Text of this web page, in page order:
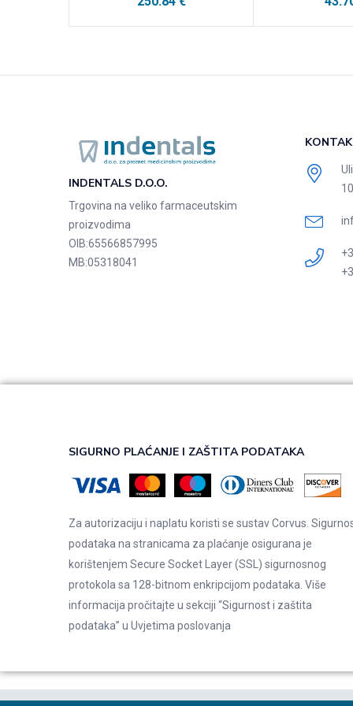
INDENTALS D.O.O.
Trgovina na veliko farmaceutskim
proizvodima
OIB:65566857995
MB:05318041
SIGURNO PLAĆANJE I ZAŠTITA PODATAKA
Za autorizaciju i naplatu koristi se sustav Corvus.
podataka na stranicama za plaćanje osigurana je
korištenjem Secure Socket Layer (SSL) sigurnosnog
protokola sa 128-bitnom enkripcijom podataka. Više
informacija pročitajte u sekciji “Sigurnost i zaštita
podataka” u Uvjetima poslovanja